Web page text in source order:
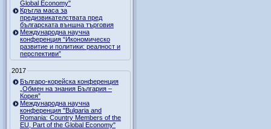
Global Economy"
Кръгла маса за
предизвикателствата пред
българската външна търговия
Международна научна
конференция “Икономическо
развитие и политики: реалност и
перспективи”
2017
Българо-корейска конференция
„Обмен на знания България –
Корея”
Международна научна
конференция "Bulgaria and
Romania: Country Members of the
EU, Part of the Global Economy"